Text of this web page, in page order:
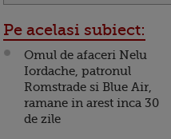
Pe acelasi subiect:
Omul de afaceri Nelu
Iordache, patronul
Romstrade si Blue Air,
ramane in arest inca 30
de zile